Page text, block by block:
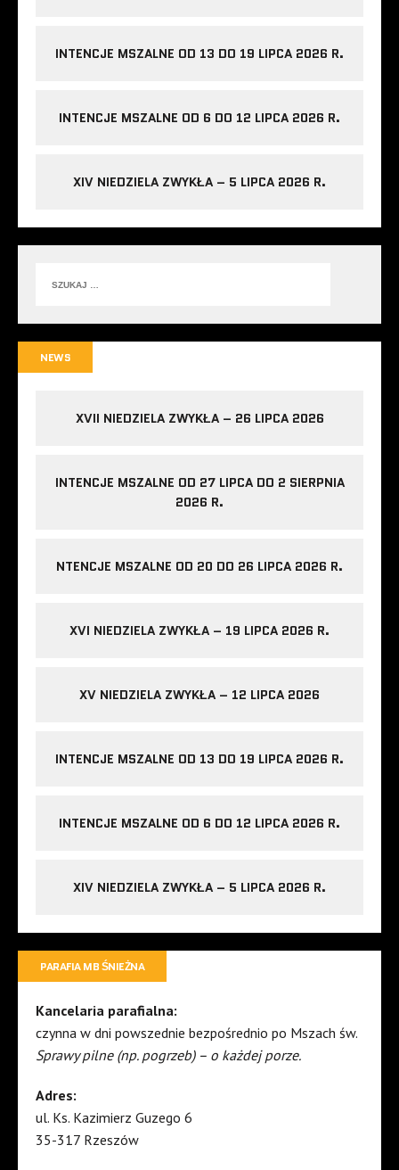
INTENCJE MSZALNE OD 13 DO 19 LIPCA 2026 R.
INTENCJE MSZALNE OD 6 DO 12 LIPCA 2026 R.
XIV NIEDZIELA ZWYKŁA – 5 LIPCA 2026 R.
NEWS
XVII NIEDZIELA ZWYKŁA – 26 LIPCA 2026
INTENCJE MSZALNE OD 27 LIPCA DO 2 SIERPNIA
2026 R.
NTENCJE MSZALNE OD 20 DO 26 LIPCA 2026 R.
XVI NIEDZIELA ZWYKŁA – 19 LIPCA 2026 R.
XV NIEDZIELA ZWYKŁA – 12 LIPCA 2026
INTENCJE MSZALNE OD 13 DO 19 LIPCA 2026 R.
INTENCJE MSZALNE OD 6 DO 12 LIPCA 2026 R.
XIV NIEDZIELA ZWYKŁA – 5 LIPCA 2026 R.
PARAFIA MB ŚNIEŻNA
Kancelaria parafialna:
czynna w dni powszednie bezpośrednio po Mszach św.
Sprawy pilne (np. pogrzeb) – o każdej porze.
Adres:
ul. Ks. Kazimierz Guzego 6
35-317 Rzeszów